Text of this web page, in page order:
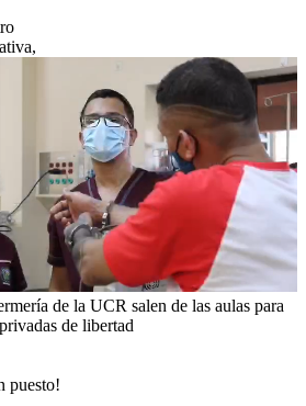
de la UCR salen de las aulas para
de libertad
puesto!